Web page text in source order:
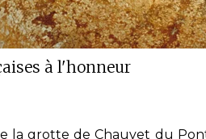
à l'honneur
la grotte de Chauvet du